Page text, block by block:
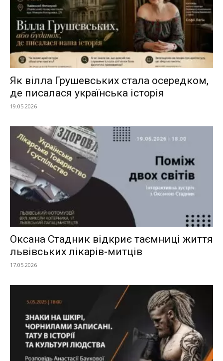
Як вілла Грушевських стала осередком,
де писалася українська історія
19.05.2026
Оксана Стадник відкриє таємниці життя
львівських лікарів-митців
17.05.2026